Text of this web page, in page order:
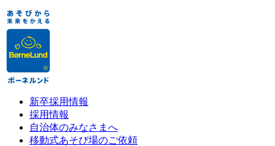
新卒採用情報
採用情報
自治体のみなさまへ
移動式あそび場のご依頼